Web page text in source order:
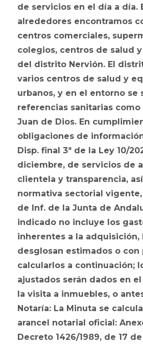
de servicios en el día a día.
alrededores encontramos
centros comerciales,
colegios, centros de salud
del distrito Nervión. El
varios centros de salud y
urbanos, y en el entorno se
referencias sanitarias como
Juan de Dios. En
obligaciones de
Disp. final 3ª de la Ley 10/
diciembre, de servicios de
clientela y transparencia,
normativa sectorial vigente,
de Inf. de la Junta de
indicado no incluye los
inherentes a la adquisición,
desglosan estimados o
calcularlos a continuación;
ajustados serán dados en el
la visita a inmuebles, o
Notaría: La Minuta se
arancel notarial oficial:
Decreto 1426/1989, de 17